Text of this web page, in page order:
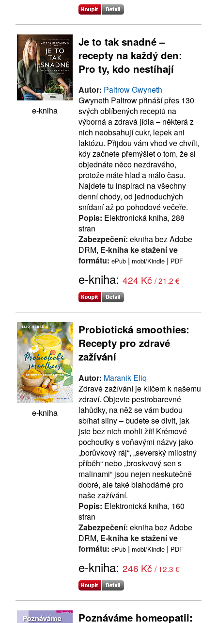
e-kniha
Je to tak snadné –
recepty na každý den:
Pro ty, kdo nestíhají
Autor: Paltrow Gwyneth
Gwyneth Paltrow přináší přes 130
svých oblíbených receptů na
výborná a zdravá jídla – některá z
nich neobsahují cukr, lepek ani
laktózu. Přijdou vám vhod ve chvíli,
kdy začnete přemýšlet o tom, že si
objednáte něco nezdravého,
protože máte hlad a málo času.
Najdete tu inspiraci na všechny
denní chody, od jednoduchých
snídaní až po pohodové večeře.
Popis: Elektronická kniha, 288
stran
Zabezpečení: ekniha bez Adobe
DRM, E-kniha ke stažení ve
formátu: ePub | mobi/Kindle | PDF
e-kniha: 424 Kč / 21.2 €
e-kniha
Probiotická smoothies:
Recepty pro zdravé
zažívání
Autor: Maranik Eliq
Zdravé zažívání je klíčem k našemu
zdraví. Objevte pestrobarevné
lahůdky, na něž se vám budou
sbíhat sliny – budete se divit, jak
jste bez nich mohli žít! Krémové
pochoutky s voňavými názvy jako
„borůvkový ráj“, „severský milostný
příběh“ nebo „broskvový sen s
malinami“ jsou nejen neskutečně
dobré, ale také blahodárné pro
naše zažívání.
Popis: Elektronická kniha, 160
stran
Zabezpečení: ekniha bez Adobe
DRM, E-kniha ke stažení ve
formátu: ePub | mobi/Kindle | PDF
e-kniha: 246 Kč / 12.3 €
Poznáváme homeopatii: